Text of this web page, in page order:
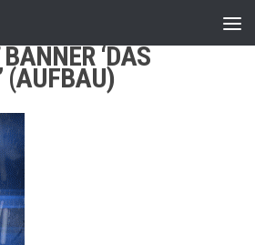
‘DAS
(AUFBAU)